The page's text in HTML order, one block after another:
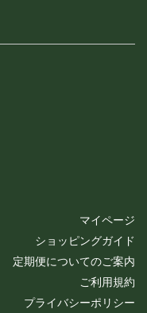
い場合
、架空の人物を登録
登録をした場合、過
場合など、当社が不
承認しない場合があ
のいずれかであるこ
取り消させていただ
掲載されているいか
ことを禁止いたしま
営業内容は会員への
マイページ
ショッピングガイド
定期便についてのご案内
ご利用規約
プライバシーポリシー